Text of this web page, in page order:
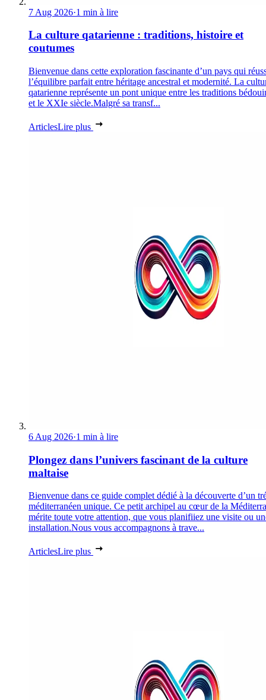
7 Aug 2026·1 min à lire
La culture qatarienne : traditions, histoire et
coutumes
Bienvenue dans cette exploration fascinante d’un pays qui
l’équilibre parfait entre héritage ancestral et modernité. La
qatarienne représente un pont unique entre les traditions
et le XXIe siècle.Malgré sa transf...
ArticlesLire plus
6 Aug 2026·1 min à lire
Plongez dans l’univers fascinant de la culture
maltaise
Bienvenue dans ce guide complet dédié à la découverte d’un
méditerranéen unique. Ce petit archipel au cœur de la
mérite toute votre attention, que vous planifiiez une visite ou
installation.Nous vous accompagnons à trave...
ArticlesLire plus